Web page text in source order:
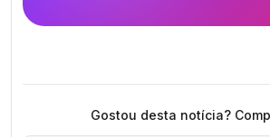
Gostou desta notícia?